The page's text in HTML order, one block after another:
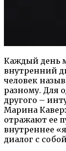
Каждый день
внутренний
человек
разному. Для
другого –
Марина
отражают ее
внутреннее
диалог с собой